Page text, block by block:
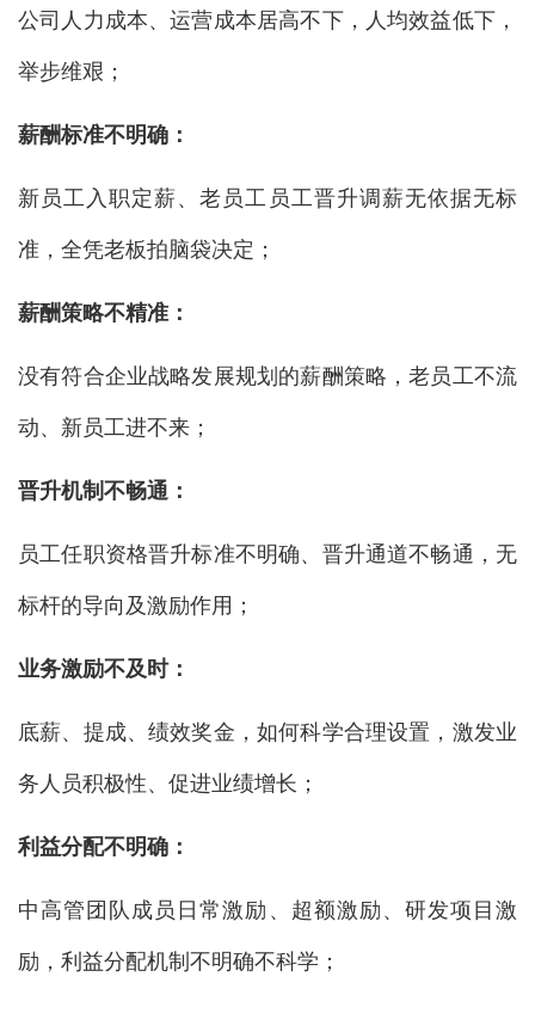
公司人力成本、运营成本居高不下，人均效益低下，
举步维艰；
薪酬标准不明确：
新员工入职定薪、老员工员工晋升调薪无依据无标
准，全凭老板拍脑袋决定；
薪酬策略不精准：
没有符合企业战略发展规划的薪酬策略，老员工不流
动、新员工进不来；
晋升机制不畅通：
员工任职资格晋升标准不明确、晋升通道不畅通，无
标杆的导向及激励作用；
业务激励不及时：
底薪、提成、绩效奖金，如何科学合理设置，激发业
务人员积极性、促进业绩增长；
利益分配不明确：
中高管团队成员日常激励、超额激励、研发项目激
励，利益分配机制不明确不科学；